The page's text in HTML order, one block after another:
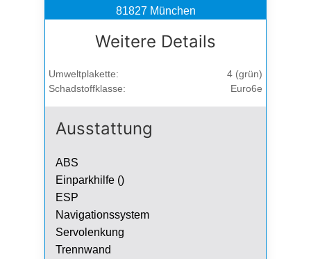
81827 München
Weitere Details
Umweltplakette:
4 (grün)
Schadstoffklasse:
Euro6e
Ausstattung
ABS
Einparkhilfe ()
ESP
Navigationssystem
Servolenkung
Trennwand